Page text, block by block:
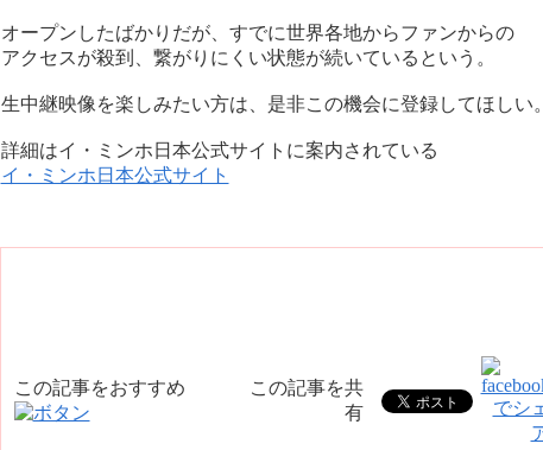
オープンしたばかりだが、すでに世界各地からファンからの
アクセスが殺到、繋がりにくい状態が続いているという。
生中継映像を楽しみたい方は、是非この機会に登録してほしい。
詳細はイ・ミンホ日本公式サイトに案内されている
イ・ミンホ日本公式サイト
この記事をおすすめ
この記事を共
有